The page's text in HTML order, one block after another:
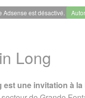
Photos
situation Carte
Adsense est désactivé.
Long
une invitation à la